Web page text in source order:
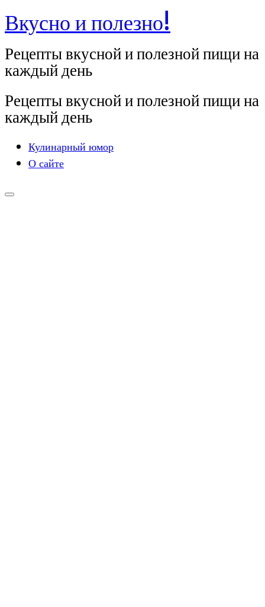
Перейти
содержимому
Вкусно и полезно!
Рецепты вкусной и полезной пищи на
каждый день
Рецепты вкусной и полезной пищи на
каждый день
Кулинарный юмор
О сайте